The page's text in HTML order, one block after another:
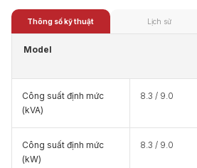
Thông số kỹ thuật Lịch sử
Model
Công suất định mức
(kVA)
8.3 / 9.0
Công suất định mức
(kW)
8.3 / 9.0